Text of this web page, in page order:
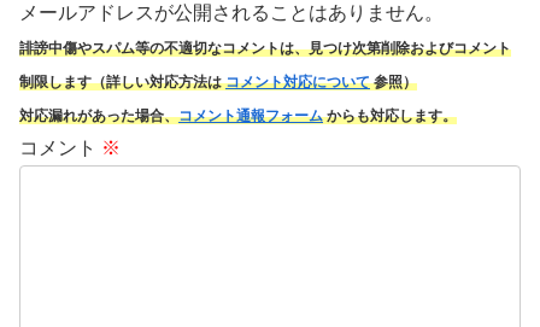
メールアドレスが公開されることはありません。
誹謗中傷やスパム等の不適切なコメントは、見つけ次第削除およびコメント
制限します（詳しい対応方法はコメント対応について参照）
対応漏れがあった場合、コメント通報フォームからも対応します。
コメント ※